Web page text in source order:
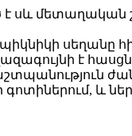
մետաղական
սեղանը
է
և